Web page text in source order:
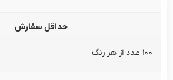
حداقل سفارش
۱۰۰ عدد از هر رنگ